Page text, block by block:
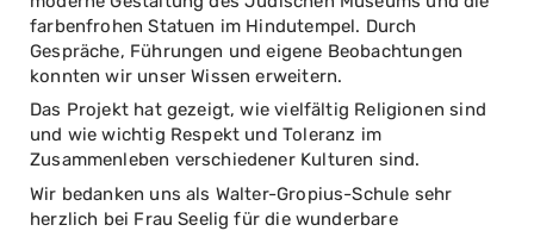
farbenfrohen Statuen im Hindutempel. Durch
Gespräche, Führungen und eigene Beobachtungen
konnten wir unser Wissen erweitern.
Das Projekt hat gezeigt, wie vielfältig Religionen sind
und wie wichtig Respekt und Toleranz im
Zusammenleben verschiedener Kulturen sind.
Wir bedanken uns als Walter-Gropius-Schule sehr
herzlich bei Frau Seelig für die wunderbare